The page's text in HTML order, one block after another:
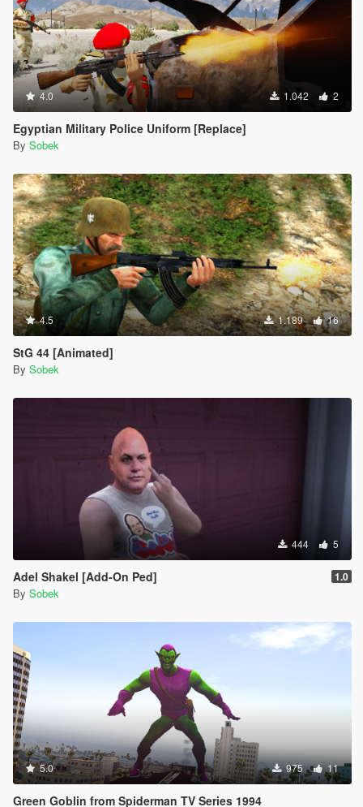
4.0 1.042 2
Egyptian Military Police Uniform [Replace]
By Sobek
4.5 1.189 16
StG 44 [Animated]
By Sobek
444 5
Adel Shakel [Add-On Ped] 1.0
By Sobek
5.0 975 11
Green Goblin from Spiderman TV Series 1994